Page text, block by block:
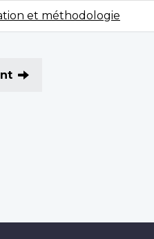
et méthodologie